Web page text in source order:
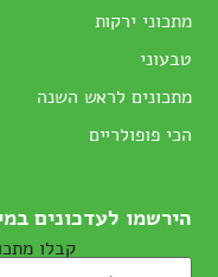
מתכוני ירקות
טבעוני
מתכונים לראש השנה
הכי פופולריים
הירשמו לעדכונים
קבלו